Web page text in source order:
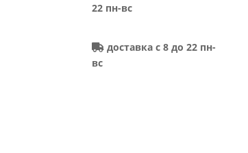
22 пн-вс
доставка с 8 до 22 пн-
вс